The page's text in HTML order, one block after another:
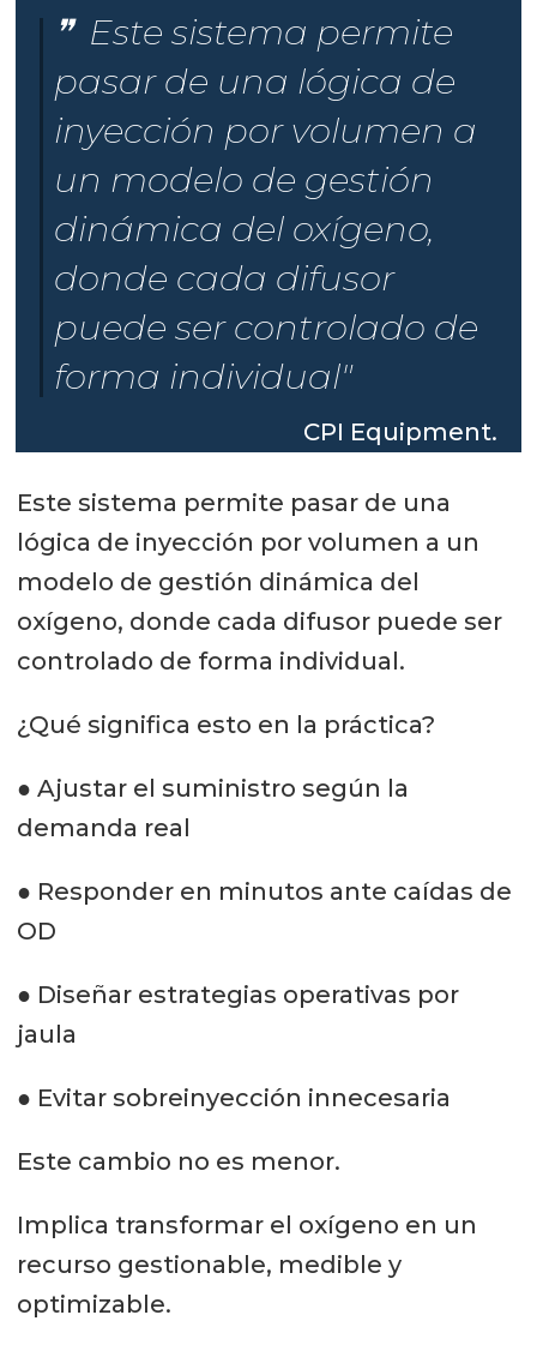
Este sistema permite
pasar de una lógica de
inyección por volumen a
un modelo de gestión
dinámica del oxígeno,
donde cada difusor
puede ser controlado de
forma individual"
CPI Equipment.
Este sistema permite pasar de una
lógica de inyección por volumen a un
modelo de gestión dinámica del
oxígeno, donde cada difusor puede ser
controlado de forma individual.
¿Qué significa esto en la práctica?
● Ajustar el suministro según la
demanda real
● Responder en minutos ante caídas de
OD
● Diseñar estrategias operativas por
jaula
● Evitar sobreinyección innecesaria
Este cambio no es menor.
Implica transformar el oxígeno en un
recurso gestionable, medible y
optimizable.